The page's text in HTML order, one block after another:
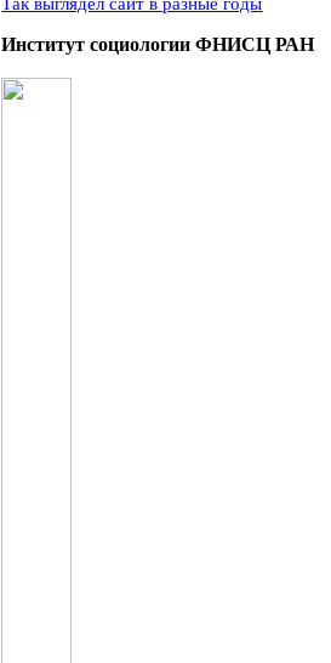
Институт социологии ФНИСЦ РАН